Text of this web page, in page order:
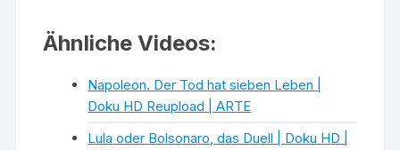
Ähnliche Videos:
Napoleon. Der Tod hat sieben Leben |
Doku HD Reupload | ARTE
Lula oder Bolsonaro, das Duell | Doku HD |